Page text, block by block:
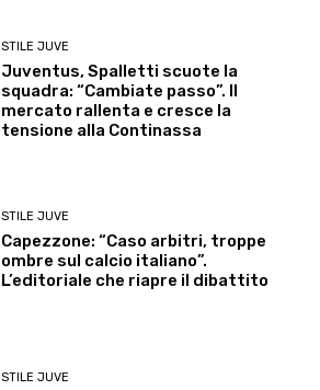
STILE JUVE
Juventus, Spalletti scuote la
squadra: “Cambiate passo”. Il
mercato rallenta e cresce la
tensione alla Continassa
STILE JUVE
Capezzone: “Caso arbitri, troppe
ombre sul calcio italiano”.
L’editoriale che riapre il dibattito
STILE JUVE